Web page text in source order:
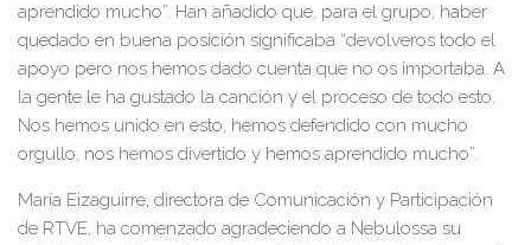
aprendido mucho”. Han añadido que, para el grupo, haber
quedado en buena posición significaba “devolveros todo el
apoyo pero nos hemos dado cuenta que no os importaba. A
la gente le ha gustado la canción y el proceso de todo esto.
Nos hemos unido en esto, hemos defendido con mucho
orgullo, nos hemos divertido y hemos aprendido mucho”.
María Eizaguirre, directora de Comunicación y Participación
de RTVE, ha comenzado agradeciendo a Nebulossa su